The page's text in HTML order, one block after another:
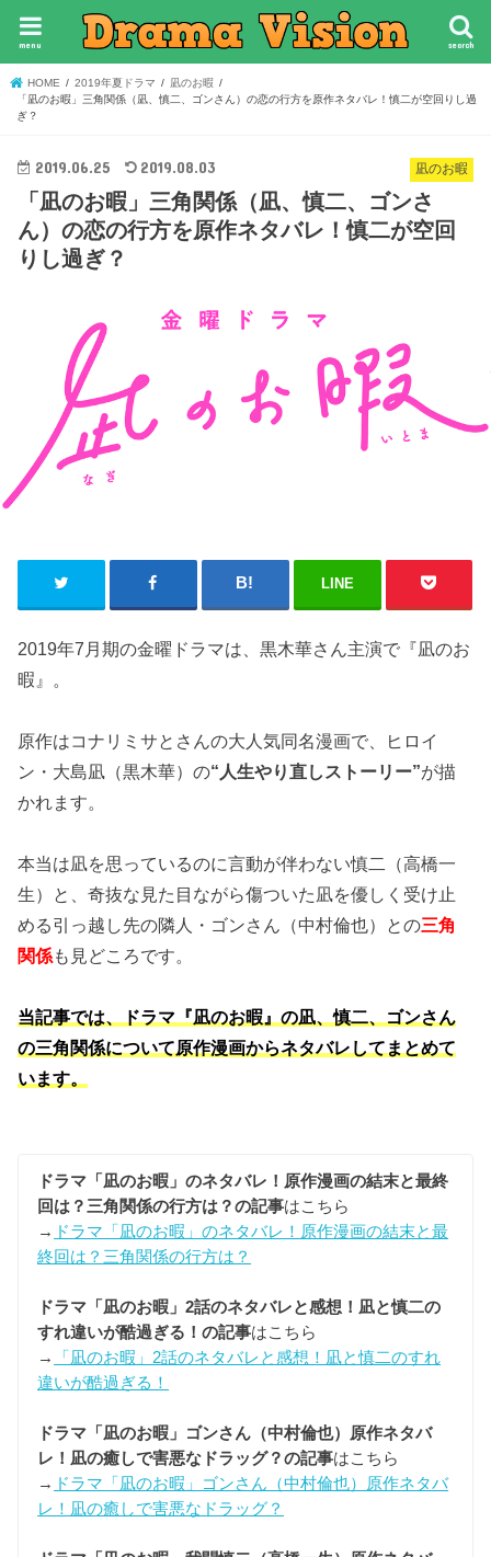
search
menu
HOME 2019年夏ドラマ
凪のお暇
「凪のお暇」三角関係（凪、慎二、ゴンさん）の恋の行方を原作ネタバレ！慎二が空回りし過
ぎ？
凪のお暇
2019.06.25 2019.08.03
「凪のお暇」三角関係（凪、慎二、ゴンさ
ん）の恋の行方を原作ネタバレ！慎二が空回
りし過ぎ？
LINE
2019年7月期の金曜ドラマは、黒木華さん主演で『凪のお
暇』。
原作はコナリミサとさんの大人気同名漫画で、ヒロイ
ン・大島凪（黒木華）の“人生やり直しストーリー”が描
かれます。
本当は凪を思っているのに言動が伴わない慎二（高橋一
生）と、奇抜な見た目ながら傷ついた凪を優しく受け止
める引っ越し先の隣人・ゴンさん（中村倫也）との三角
関係も見どころです。
当記事では、ドラマ『凪のお暇』の凪、慎二、ゴンさん
の三角関係について原作漫画からネタバレしてまとめて
います。
ドラマ「凪のお暇」のネタバレ！原作漫画の結末と最終
回は？三角関係の行方は？の記事はこちら
→ ドラマ「凪のお暇」のネタバレ！原作漫画の結末と最
終回は？三角関係の行方は？
ドラマ「凪のお暇」2話のネタバレと感想！凪と慎二の
すれ違いが酷過ぎる！の記事はこちら
→
「凪のお暇」2話のネタバレと感想！凪と慎二のすれ
違いが酷過ぎる！
ドラマ「凪のお暇」ゴンさん（中村倫也）原作ネタバ
レ！凪の癒しで害悪なドラッグ？の記事はこちら
→ ドラマ「凪のお暇」ゴンさん（中村倫也）原作ネタバ
レ！凪の癒しで害悪なドラッグ？